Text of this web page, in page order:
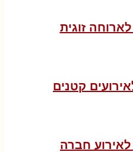
זוגית
קטנים
חברה